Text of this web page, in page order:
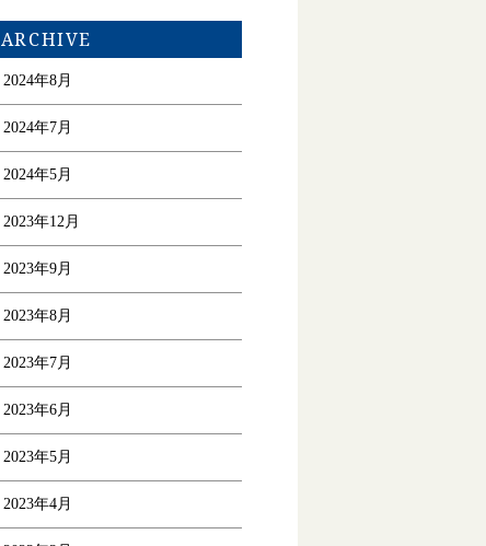
ARCHIVE
2024年8月
2024年7月
2024年5月
2023年12月
2023年9月
2023年8月
2023年7月
2023年6月
2023年5月
2023年4月